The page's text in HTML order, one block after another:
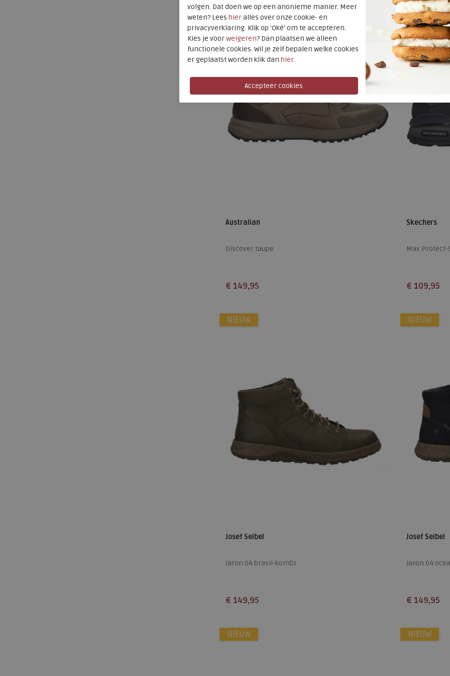
7,5 8 8,5 9 9+ 10 10,5
12
40 41
48
NIEUW
Australian
Discover taupe
€ 149,95
41 42
NIEUW
Skechers
Max
€ 109,95
40 41
NIEUW
Josef Seibel
Jaron 04 brasil-kombi
€ 149,95
41 42
NIEUW
Josef Seibel
Jaron 04
€ 149,95
41 42
NIEUW NIEUW
volgen. Dat doen we op een anonieme manier. Meer
weten? Lees hieralles over onze cookie- en
privacyverklaring. Klik op 'Oké' om te accepteren.
Kies je voorweigeren? Dan plaatsen we alleen
functionele cookies. Wil je zelf bepalen welke cookies
er geplaatst worden klik dan hier.